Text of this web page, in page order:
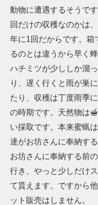
動物に遭遇するそうで
回だけの収穫なのかは
年に1回だからです。箱
るのとは違うから早く
ハチミツが少ししか溜
り、遅く行くと雨が巣
たり、収穫は丁度雨季
の時期です。天然物は
い採取です。本来蜜蝋
達がお坊さんに奉納する
お坊さんに奉納する前
行き、やっと少しだけ
て貰えます。ですから
ット販売はしません。